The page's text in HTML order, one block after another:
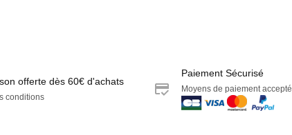
offerte dès 60€ d'achats
conditions
Paiement Sécurisé
Moyens de paiement